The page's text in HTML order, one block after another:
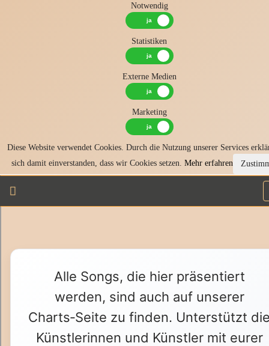
Notwendig
Statistiken
Externe Medien
Marketing
Diese Website verwendet Cookies. Durch die Nutzung unserer Services
sich damit einverstanden, dass wir Cookies setzen. Mehr erfahren
Alle Songs, die hier präsentiert
werden, sind auch auf unserer
Charts‑Seite zu finden. Unterstützt
Künstlerinnen und Künstler mit eurer